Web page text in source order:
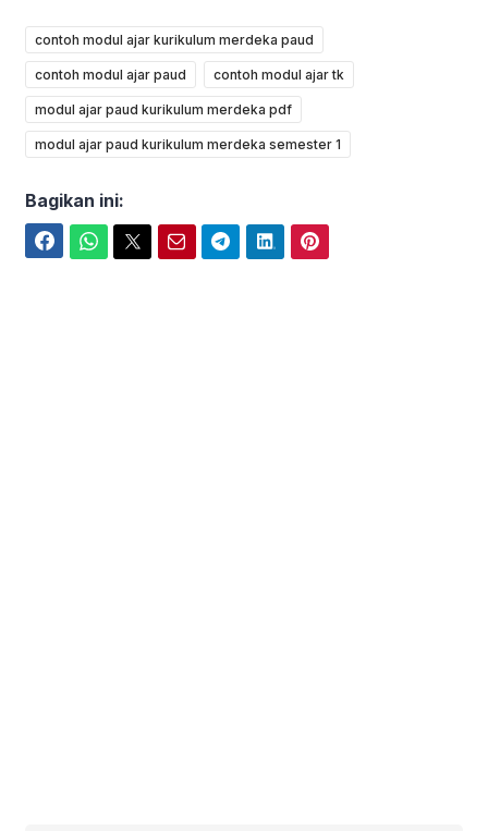
contoh modul ajar kurikulum merdeka paud
contoh modul ajar paud contoh modul ajar tk
modul ajar paud kurikulum merdeka pdf
modul ajar paud kurikulum merdeka semester 1
Bagikan ini: